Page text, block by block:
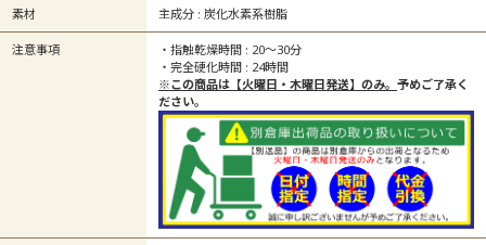
素材 主成分 : 炭化水素系樹脂
注意事項
・指触乾燥時間 : 20～30分
・完全硬化時間 : 24時間
※この商品は【火曜日・木曜日発送】のみ。予めご了承く
ださい。